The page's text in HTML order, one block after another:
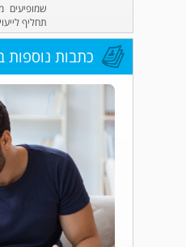
שמופיעים
תחליף
כתבות נוספות